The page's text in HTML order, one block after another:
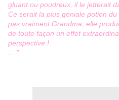
gluant ou poudreux, il le jetterait
Ce serait la plus géniale potion
pas vraiment Grandma, elle
de toute façon un effet
perspective !
... "